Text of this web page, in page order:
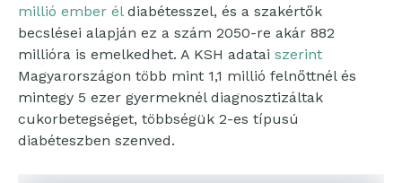
millió ember éldiabétesszel, és a szakértők
becslései alapján ez a szám 2050-re akár 882
millióra is emelkedhet. A KSH adatai szerint
Magyarországon több mint 1,1 millió felnőttnél és
mintegy 5 ezer gyermeknél diagnosztizáltak
cukorbetegséget, többségük 2-es típusú
diabéteszben szenved.